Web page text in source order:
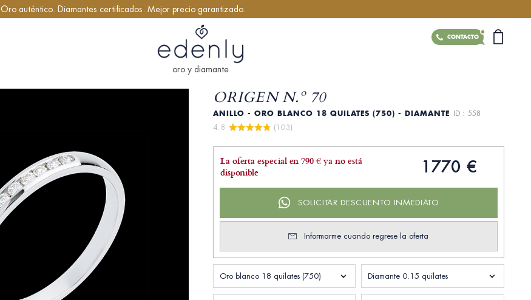
Oro auténtico. Diamantes certificados. Mejor precio garantizado.
CONTACTO
oro y diamante
ORIGEN N.º 70
ANILLO - ORO BLANCO 18 QUILATES (750) - DIAMANTE ID : 558
4.8
(103)
La oferta especial en 790 € ya no está
disponible
1770 €
SOLICITAR DESCUENTO INMEDIATO
Informarme cuando regrese la oferta
Oro blanco 18 quilates (750) Diamante 0.15 quilates